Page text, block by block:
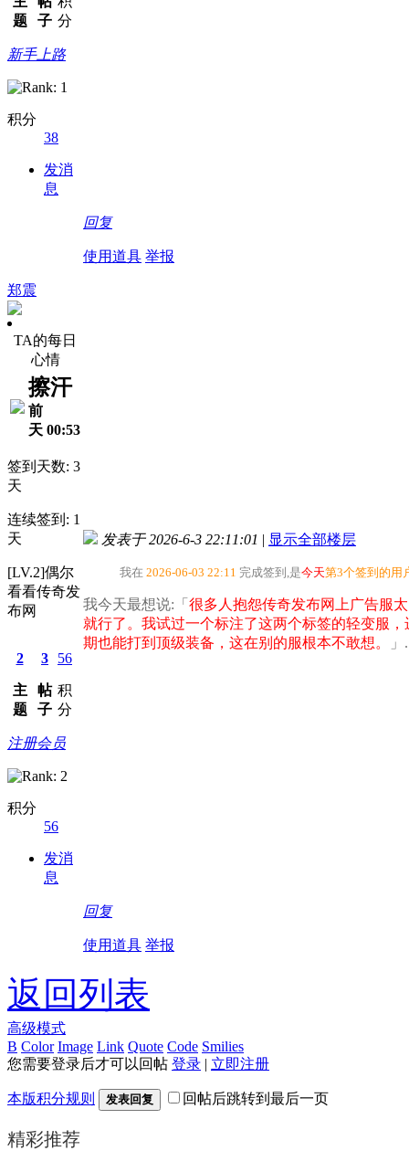
题
子 分
新手上路
积分
38
发消
息
回复
使用道具 举报
郑震
TA的每日
心情
擦汗
前
天 00:53
签到天数: 3
天
连续签到: 1
天
[LV.2]偶尔
看看传奇发
布网
2
主
题
3
帖
子
56
积
分
注册会员
积分
56
发消
息
发表于 2026-6-3 22:11:01 | 显示全部楼层
我在 2026-06-03 22:11 完成签到,是今天第3个签到的用
我今天最想说:「 很多人抱怨传奇发布网上广告服
就行了。我试过一个标注了这两个标签的轻变服
期也能打到顶级装备，这在别的服根本不敢想。
」.
回复
使用道具 举报
返回列表
高级模式
B Color Image Link Quote Code Smilies
您需要登录后才可以回帖 登录 | 立即注册
本版积分规则 发表回复 回帖后跳转到最后一页
精彩推荐